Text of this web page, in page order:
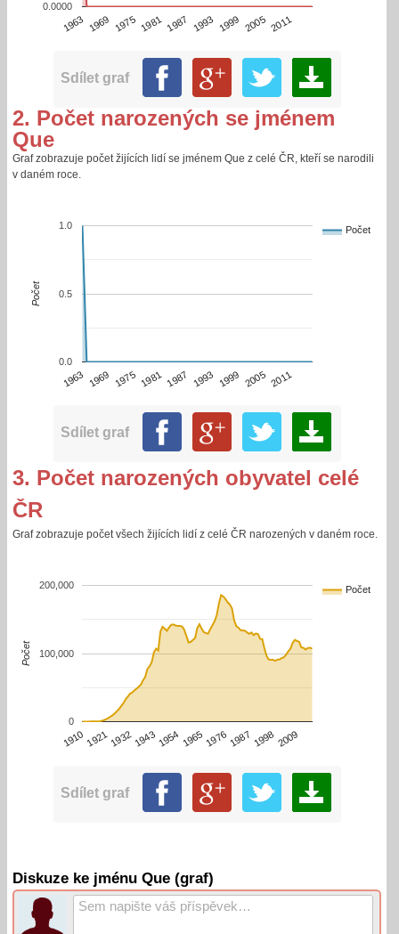
1963 1969 1975 1981 1987 1993 1999 2005 2011
0.0000
Sdílet graf
2. Počet narozených se jménem
Que
Graf zobrazuje počet žijících lidí se jménem Que z celé ČR, kteří se narodili
v daném roce.
Počet
1963 1969 1975 1981 1987 1993 1999 2005 2011
0.0
0.5
1.0
Počet
Sdílet graf
3. Počet narozených obyvatel celé
ČR
Graf zobrazuje počet všech žijících lidí z celé ČR narozených v daném roce.
Počet
1910 1921193219431954 1965 1976 1987 19982009
0
100,000
200,000
Počet
Sdílet graf
Diskuze ke jménu Que (graf)